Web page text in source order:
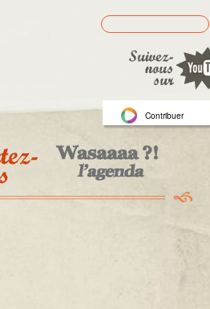
Formulaire de recherche
Contribuer